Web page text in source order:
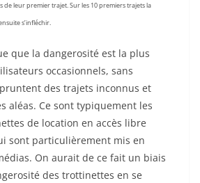
de leur premier trajet. Sur les 10 premiers trajets la
s’infléchir.
que la dangerosité est la plus
occasionnels, sans
des trajets inconnus et
aléas. Ce sont typiquement les
de location en accès libre
sont particulièrement mis en
On aurait de ce fait un biais
des trottinettes en se